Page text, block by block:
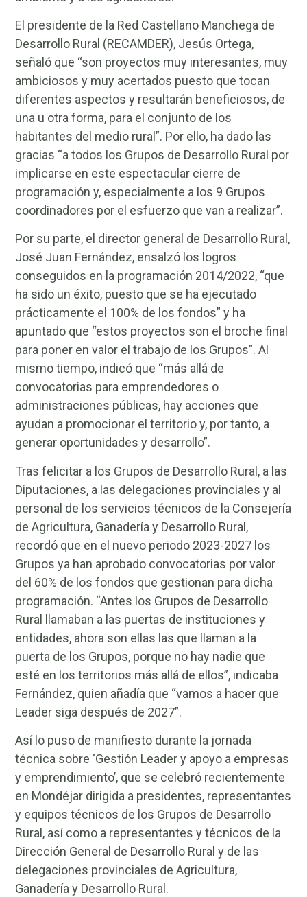
El presidente de la Red Castellano Manchega de
Desarrollo Rural (RECAMDER), Jesús Ortega,
señaló que “son proyectos muy interesantes, muy
ambiciosos y muy acertados puesto que tocan
diferentes aspectos y resultarán beneficiosos, de
una u otra forma, para el conjunto de los
habitantes del medio rural”. Por ello, ha dado las
gracias “a todos los Grupos de Desarrollo Rural por
implicarse en este espectacular cierre de
programación y, especialmente a los 9 Grupos
coordinadores por el esfuerzo que van a realizar”.
Por su parte, el director general de Desarrollo Rural,
José Juan Fernández, ensalzó los logros
conseguidos en la programación 2014/2022, “que
ha sido un éxito, puesto que se ha ejecutado
prácticamente el 100% de los fondos” y ha
apuntado que “estos proyectos son el broche final
para poner en valor el trabajo de los Grupos”. Al
mismo tiempo, indicó que “más allá de
convocatorias para emprendedores o
administraciones públicas, hay acciones que
ayudan a promocionar el territorio y, por tanto, a
generar oportunidades y desarrollo”.
Tras felicitar a los Grupos de Desarrollo Rural, a las
Diputaciones, a las delegaciones provinciales y al
personal de los servicios técnicos de la Consejería
de Agricultura, Ganadería y Desarrollo Rural,
recordó que en el nuevo periodo 2023-2027 los
Grupos ya han aprobado convocatorias por valor
del 60% de los fondos que gestionan para dicha
programación. “Antes los Grupos de Desarrollo
Rural llamaban a las puertas de instituciones y
entidades, ahora son ellas las que llaman a la
puerta de los Grupos, porque no hay nadie que
esté en los territorios más allá de ellos”, indicaba
Fernández, quien añadía que “vamos a hacer que
Leader siga después de 2027”.
Así lo puso de manifiesto durante la jornada
técnica sobre ‘Gestión Leader y apoyo a empresas
y emprendimiento’, que se celebró recientemente
en Mondéjar dirigida a presidentes, representantes
y equipos técnicos de los Grupos de Desarrollo
Rural, así como a representantes y técnicos de la
Dirección General de Desarrollo Rural y de las
delegaciones provinciales de Agricultura,
Ganadería y Desarrollo Rural.